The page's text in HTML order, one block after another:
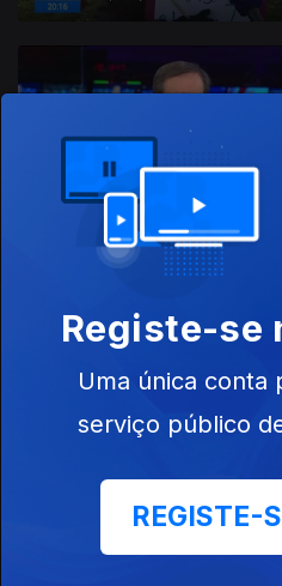
Registe-se
Uma única conta
serviço público
REGISTE-